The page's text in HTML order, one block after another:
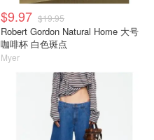
$9.97 $19.95
Robert Gordon Natural Home 大号
咖啡杯 白色斑点
Myer